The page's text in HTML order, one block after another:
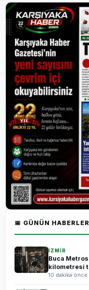
📅 GÜNÜN
İZMİR
Buca
kilometresi
10 dakika önce